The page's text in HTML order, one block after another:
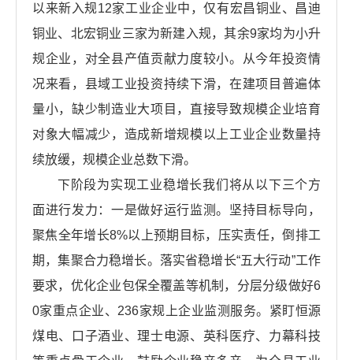
以来新入规12家工业企业中，仅有宏昌铜业、昌迪
铜业、北宏铜业三家为新建入规，其余9家均为小升
规企业，对全县产值贡献力度较小。从今年投资情
况来看，县域工业投资持续下滑，在建项目普遍体
量小，缺少制造业大项目，直接导致规模企业培育
对象大幅减少，造成新增规模以上工业企业数量持
续放缓，规模企业总数下滑。
下阶段为实现工业稳增长我们将从以下三个方
面进行发力：一是做好运行监测。坚持目标导向，
聚焦全年增长8%以上预期目标，压实责任，倒排工
期，集聚合力稳增长。落实省稳增长“五大行动”工作
要求，优化企业包保全覆盖等机制，分层分级做好6
0家重点企业、236家规上企业监测服务。紧盯恒源
煤电、口子酒业、理士电源、英科医疗、力幕科技